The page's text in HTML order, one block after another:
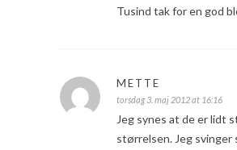
Tusind tak for en god
METTE
torsdag 3. maj 2012 at 16:16
Jeg synes at de er lidt
størrelsen. Jeg svinger